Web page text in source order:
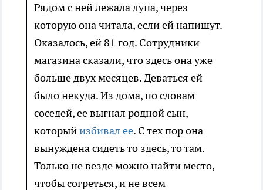
Рядом с ней лежала лупа, через
которую она читала, если ей напишут.
Оказалось, ей 81 год. Сотрудники
магазина сказали, что здесь она уже
больше двух месяцев. Деваться ей
было некуда. Из дома, по словам
соседей, ее выгнал родной сын,
которыйизбивал ее. С тех пор она
вынуждена сидеть то здесь, то там.
Только не везде можно найти место,
чтобы согреться, и не всем